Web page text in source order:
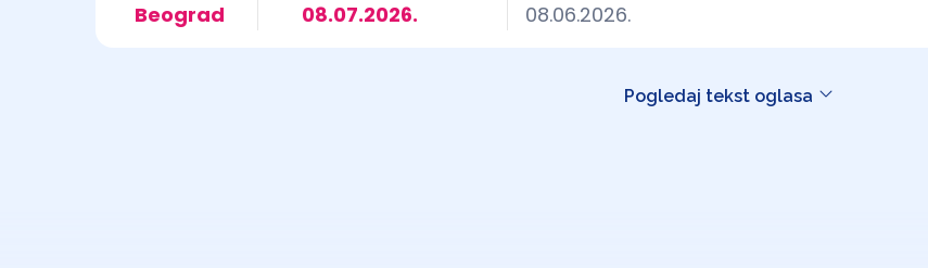
Beograd
08.07.2026.
08.06.2026.
Pogledaj tekst oglasa